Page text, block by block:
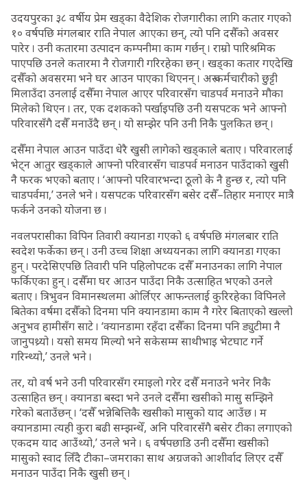
उदयपुरका ३८ वर्षीय प्रेम खड्का वैदेशिक रोजगारीका लागि कतार गएको
१० वर्षपछि मंगलबार राति नेपाल आएका छन्, त्यो पनि दसैँको अवसर
पारेर । उनी कतारमा उत्पादन कम्पनीमा काम गर्छन् । राम्रो पारिश्रमिक
पाएपछि उनले कतारमा नै रोजगारी गरिरहेका छन् । खड्का कतार गएदेखि
दसैँको अवसरमा भने घर आउन पाएका थिएनन् । अरू कर्मचारीको छुट्टी
मिलाउँदा उनलाई दसैँमा नेपाल आएर परिवारसँग चाडपर्व मनाउने मौका
मिलेको थिएन । तर, एक दशकको पर्खाइपछि उनी यसपटक भने आफ्नो
परिवारसँगै दसैँ मनाउँदै छन् । यो सम्झेर पनि उनी निकै पुलकित छन् ।
दसैँमा नेपाल आउन पाउँदा धेरै खुसी लागेको खड्काले बताए । परिवारलाई
भेट्न आतुर खड्काले आफ्नो परिवारसँग चाडपर्व मनाउन पाउँदाको खुसी
नै फरक भएको बताए । ‘आफ्नो परिवारभन्दा ठूलो के नै हुन्छ र, त्यो पनि
चाडपर्वमा,’ उनले भने । यसपटक परिवारसँग बसेर दसैँ–तिहार मनाएर मात्रै
फर्कने उनको योजना छ ।
नवलपरासीका विपिन तिवारी क्यानडा गएको ६ वर्षपछि मंगलबार राति
स्वदेश फर्केका छन् । उनी उच्च शिक्षा अध्ययनका लागि क्यानडा गएका
हुन् । परदेसिएपछि तिवारी पनि पहिलोपटक दसैँ मनाउनका लागि नेपाल
फर्किएका हुन् । दसैँमा घर आउन पाउँदा निकै उत्साहित भएको उनले
बताए । त्रिभुवन विमानस्थलमा ओर्लिएर आफन्तलाई कुरिरहेका विपिनले
बितेका वर्षमा दसैँको दिनमा पनि क्यानडामा काम नै गरेर बिताएको खल्लो
अनुभव हामीसँग साटे । ‘क्यानडामा रहँदा दसैँका दिनमा पनि ड्युटीमा नै
जानुपथ्र्यो । यसो समय मिल्यो भने सकेसम्म साथीभाइ भेटघाट गर्ने
गरिन्थ्यो,’ उनले भने ।
तर, यो वर्ष भने उनी परिवारसँग रमाइलो गरेर दसैँ मनाउने भनेर निकै
उत्साहित छन् । क्यानडा बस्दा भने उनले दसैँमा खसीको मासु सम्झिने
गरेको बताउँछन् । ‘दसैँ भन्नेबित्तिकै खसीको मासुको याद आउँछ । म
क्यानडामा त्यही कुरा बढी सम्झन्थेँ, अनि परिवारसँगै बसेर टीका लगाएको
एकदम याद आउँथ्यो,’ उनले भने । ६ वर्षपछाडि उनी दसैँमा खसीको
मासुको स्वाद लिँदै टीका–जमराका साथ अग्रजको आशीर्वाद लिएर दसैँ
मनाउन पाउँदा निकै खुसी छन् ।